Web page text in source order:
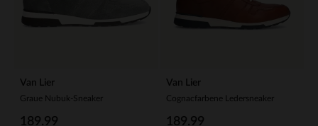
Van Lier
Graue Nubuk-Sneaker
189.99
Van Lier
Cognacfarbene Ledersneaker
189.99